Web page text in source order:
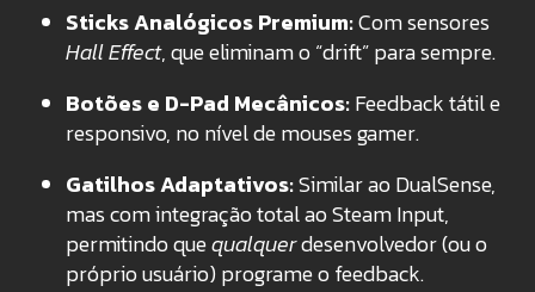
Sticks Analógicos Premium:Com sensores
Hall Effect, que eliminam o “drift” para sempre.
Botões e D-Pad Mecânicos:Feedback tátil e
responsivo, no nível de mouses gamer.
Gatilhos Adaptativos:Similar ao DualSense,
mas com integração total ao Steam Input,
permitindo quequalquerdesenvolvedor (ou o
próprio usuário) programe o feedback.